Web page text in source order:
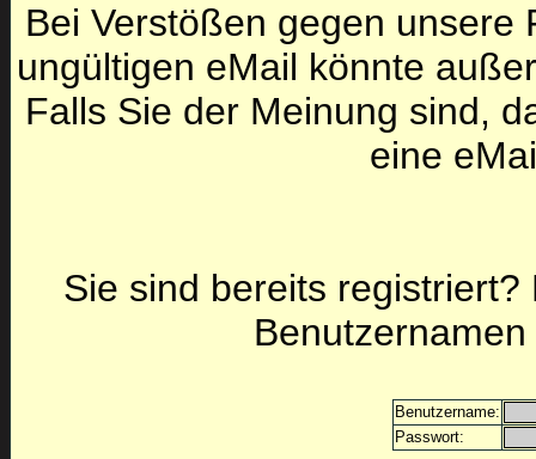
Bei Verstößen gegen unsere
ungültigen eMail könnte
Falls Sie der Meinung sind,
eine
Sie sind bereits
Benutzername:
Passwort: